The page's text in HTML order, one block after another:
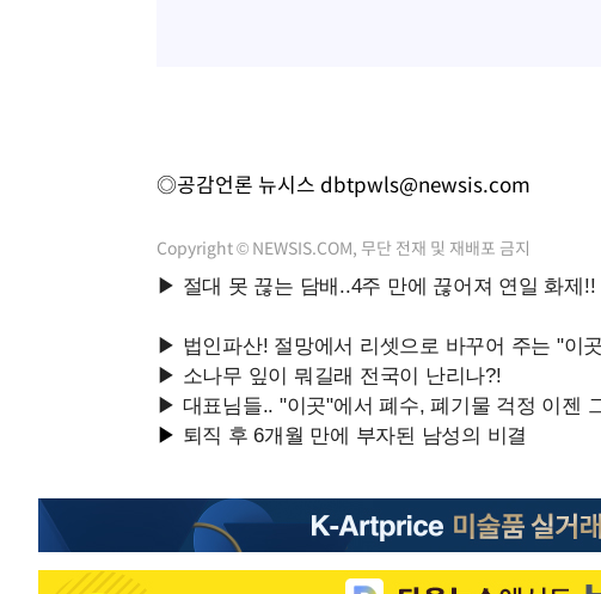
◎공감언론 뉴시스 dbtpwls@newsis.com
Copyright © NEWSIS.COM, 무단 전재 및 재배포 금지